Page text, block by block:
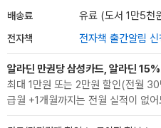
배송료 유료 (도서 1만5천
전자책 전자책 출간알림 신
알라딘 만권당 삼성카드, 알라딘
최대 1만원 또는 2만원 할인(전월
급월 +1개월까지는 전월 실적이 없